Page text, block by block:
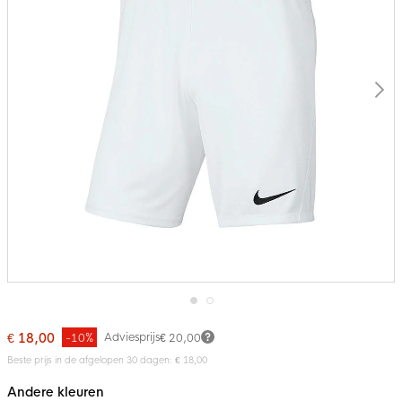
naar
begin
de
€ 18,00 Adviesprijs€ 20,00
-10%
Beste prijs in de afgelopen 30 dagen: € 18,00
Andere kleuren